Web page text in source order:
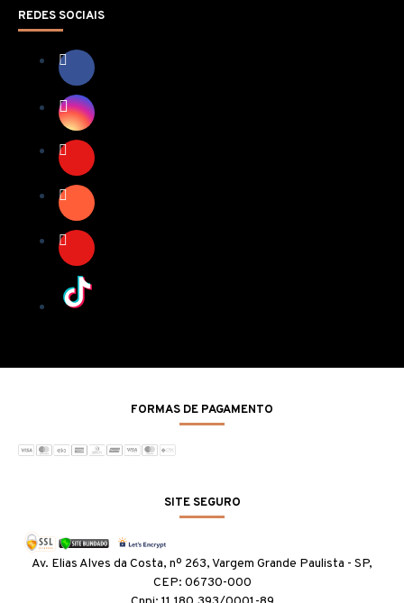
REDES SOCIAIS
FORMAS DE PAGAMENTO
SITE SEGURO
Av. Elias Alves da Costa, nº 263, Vargem Grande Paulista - SP,
CEP: 06730-000